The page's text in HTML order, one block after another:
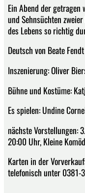
Ein Abend der getragen
und Sehnsüchten
des Lebens so richtig
Deutsch von Beate Fendt
Inszenierung: Oliver
Bühne und Kostüme:
Es spielen: Undine
nächste Vorstellungen:
20:00 Uhr, Kleine
Karten in der
telefonisch unter 0381-